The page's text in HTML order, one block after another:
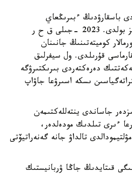
باسقارۋدىڭ ءبىرىڭعاي
مەملەكەتتىك جۇيەسى نەگىز بولدى. 2023 -جىلى ق ح ر
كوميتەتىنىڭ جانىنان
قۇرىلدى. ول سيفرلىق
دەرەكتەردى بىرىكتىرۋگە
ىسكە اسىرۋعا جاۋاپ
جاساندى ينتەللەكتىمەن
ءىرى تىلدىك مودەلدەر،
تالداۋ جانە گەنەراتيۆتى
قىتايدىڭ جاڭا ۋربانيستىك